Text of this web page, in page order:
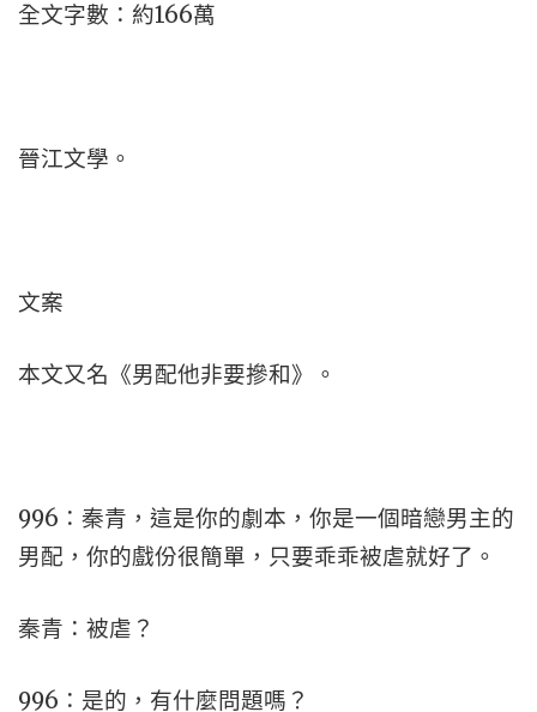
全文字數：約166萬
晉江文學。
文案
本文又名《男配他非要摻和》。
996：秦青，這是你的劇本，你是一個暗戀男主的
男配，你的戲份很簡單，只要乖乖被虐就好了。
秦青：被虐？
996：是的，有什麼問題嗎？